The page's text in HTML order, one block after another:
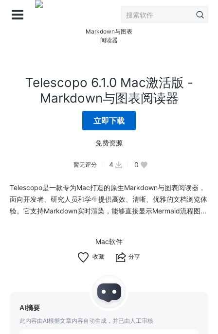
Telescopo 6.1.0 Mac激活版 -
Markdown与图表阅读器
立即下载
免费资源
暂无评分 4 0
Telescopo是一款专为Mac打造的原生Markdown与图表阅读器，
面向开发者、研究人员和学生提供高效、清晰、优雅的文档浏览体
验。它支持Markdown实时渲染，能够直接显示Mermaid流程图...
Mac软件
分享
AI摘要
此内容由AI根据文章内容自动生成，并已由人工审核